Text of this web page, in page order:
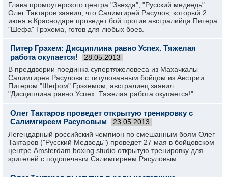
Глава промоутерского центра "Звезда", "Русский медведь"
Олег Тактаров заявил, что Салимгирей Расулов, который 2
июня в Краснодаре проведет бой против австралийца Питера
"Шефа" Грэхема, готов для любых боев.
Питер Грэхем: Дисциплина равно Успех. Тяжелая
работа окупается!
28.05.2013
В преддверии поединка супертяжеловеса из Махачкалы
Салимгирея Расулова с титулованным бойцом из Австрии
Питером "Шефом" Грэхемом, австралиец заявил:
"Дисциплина равно Успех. Тяжелая работа окупается!".
Олег Тактаров проведет открытую тренировку с
Салимгиреем Расуловым
23.05.2013
Легендарный российский чемпион по смешанным боям Олег
Тактаров ("Русский Медведь") проведет 27 мая в бойцовском
центре Amsterdam boxing studio открытую тренировку для
зрителей с подопечным Салимгиреем Расуловым.